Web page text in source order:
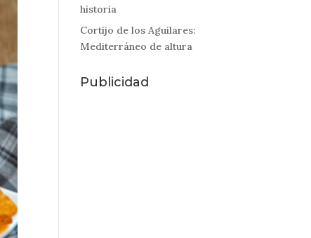
historia
Cortijo de los Aguilares:
Mediterráneo de altura
Publicidad